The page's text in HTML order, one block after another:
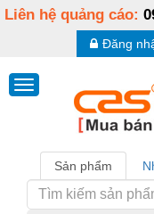
Liên hệ quảng cáo:
Đăng
Sản phẩm